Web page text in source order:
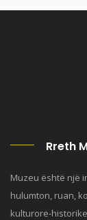
Rreth
Muzeu është një
hulumton, ruan,
kulturore-